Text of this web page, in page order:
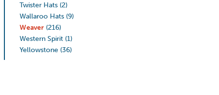
Twister Hats (2)
Wallaroo Hats (9)
Weaver (216)
Western Spirit (1)
Yellowstone (36)